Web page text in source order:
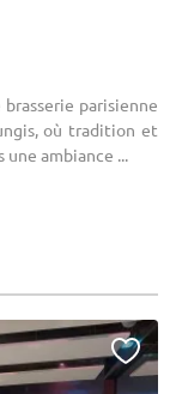
parisienne
où tradition et
ambiance ...